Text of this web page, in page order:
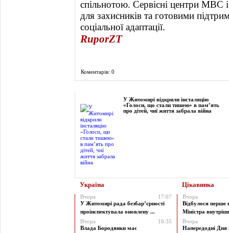
спільнотою. Сервісні центри МВС
для захисників та готовими
соціальної адаптації.
RuporZT
Коментарів: 0
У Житомирі відкрили інсталяцію
«Голоси, що стали тишею» в пам’ять
про дітей, чиї життя забрала війна
Україна Цікавинка
Вчора
17:07
У Житомирі рада безбар’єрності
проінспектувала оновлену ...
Вчора
16:35
Влада Бородянки має
Вчора
Відбулося перше
Міністра
Вчора
Напередодні Дня